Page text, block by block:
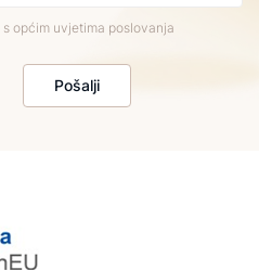
s općim uvjetima poslovanja
Pošalji